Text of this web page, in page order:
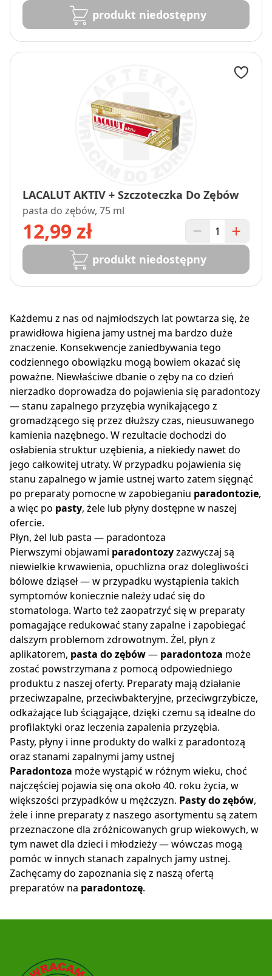
produkt niedostępny
LACALUT AKTIV + Szczoteczka Do Zębów
pasta do zębów, 75 ml
12,99 zł
produkt niedostępny
Każdemu z nas od najmłodszych lat powtarza się, że
prawidłowa higiena jamy ustnej ma bardzo duże
znaczenie. Konsekwencje zaniedbywania tego
codziennego obowiązku mogą bowiem okazać się
poważne. Niewłaściwe dbanie o zęby na co dzień
nierzadko doprowadza do pojawienia się paradontozy
— stanu zapalnego przyzębia wynikającego z
gromadzącego się przez dłuższy czas, nieusuwanego
kamienia nazębnego. W rezultacie dochodzi do
osłabienia struktur uzębienia, a niekiedy nawet do
jego całkowitej utraty. W przypadku pojawienia się
stanu zapalnego w jamie ustnej warto zatem sięgnąć
po preparaty pomocne w zapobieganiu paradontozie,
a więc po pasty, żele lub płyny dostępne w naszej
ofercie.
Płyn, żel lub pasta — paradontoza
Pierwszymi objawami paradontozyzazwyczaj są
niewielkie krwawienia, opuchlizna oraz dolegliwości
bólowe dziąseł — w przypadku wystąpienia takich
symptomów koniecznie należy udać się do
stomatologa. Warto też zaopatrzyć się w preparaty
pomagające redukować stany zapalne i zapobiegać
dalszym problemom zdrowotnym. Żel, płyn z
aplikatorem, pasta do zębów— paradontoza może
zostać powstrzymana z pomocą odpowiedniego
produktu z naszej oferty. Preparaty mają działanie
przeciwzapalne, przeciwbakteryjne, przeciwgrzybicze,
odkażające lub ściągające, dzięki czemu są idealne do
profilaktyki oraz leczenia zapalenia przyzębia.
Pasty, płyny i inne produkty do walki z paradontozą
oraz stanami zapalnymi jamy ustnej
Paradontoza może wystąpić w różnym wieku, choć
najczęściej pojawia się ona około 40. roku życia, w
większości przypadków u mężczyzn. Pasty do zębów,
żele i inne preparaty z naszego asortymentu są zatem
przeznaczone dla zróżnicowanych grup wiekowych, w
tym nawet dla dzieci i młodzieży — wówczas mogą
pomóc w innych stanach zapalnych jamy ustnej.
Zachęcamy do zapoznania się z naszą ofertą
preparatów na paradontozę.